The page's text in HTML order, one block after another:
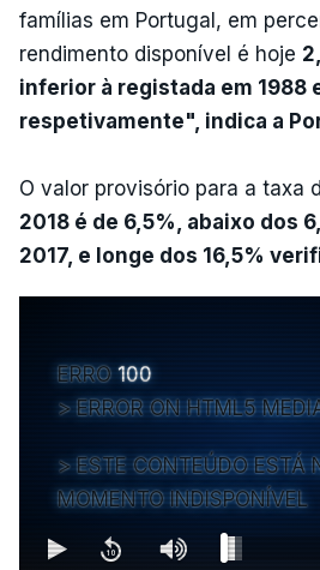
famílias em Portugal, em
rendimento disponível é hoje
inferior à registada em 1988
respetivamente", indica a
O valor provisório para a taxa
2018 é de 6,5%, abaixo dos
2017, e longe dos 16,5%
ERRO 100
ERROR ON HTML5
ESTE CONTEÚDO ESTÁ
MOMENTO INDISPONÍVEL